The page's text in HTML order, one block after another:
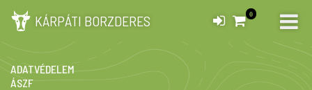
KÁRPÁTI BORZDERES 0
IMPRESSZUM
ADATVÉDELEM
ÁSZF